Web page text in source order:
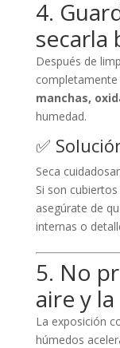
4.
secarla
Después de
completamente
manchas,
humedad.
✅
Seca
Si son
asegúrate de
internas o
5. No
aire y
La exposición
húmedos